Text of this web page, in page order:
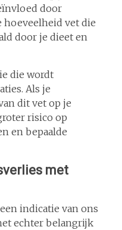
door
vet die
door je dieet en
die wordt
Als je
dit vet op je
risico op
en bepaalde
met
indicatie van ons
echter belangrijk